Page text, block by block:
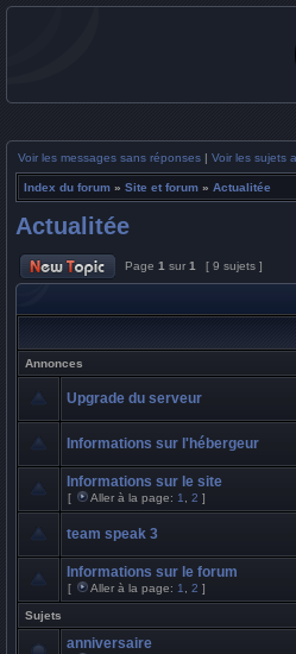
Voir les messages sans réponses | Voir les sujets
Index du forum » Site et forum » Actualitée
Actualitée
Page 1 sur 1 [ 9 sujets ]
Annonces
Upgrade du serveur
Informations sur l'hébergeur
Informations sur le site
[ Aller à la page: 1 2 ]
team speak 3
Informations sur le forum
[ Aller à la page: 1 2 ]
Sujets
anniversaire